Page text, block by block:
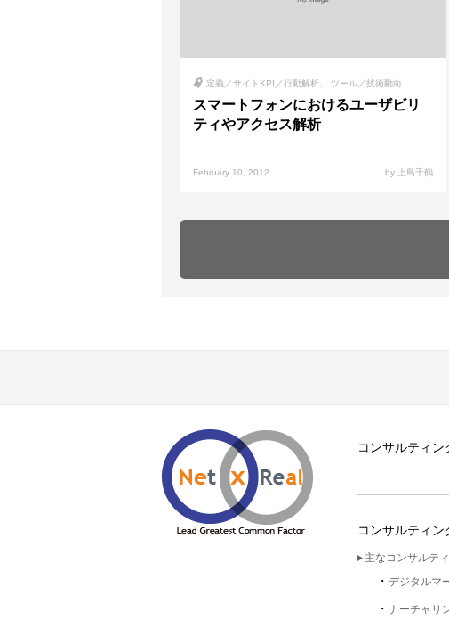
定義／サイトKPI／行動解析 ツール／技術動向
スマートフォンにおけるユーザビリ
ティやアクセス解析
February 10, 2012 by 上島千鶴
コンサルティ
コンサルティン
主なコンサルテ
デジタルマ
ナーチャリ